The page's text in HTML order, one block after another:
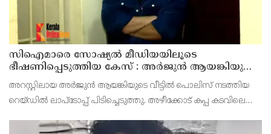
സിഐമാരെ സോഷ്യൽ മീഡിയയിലൂടെ
ഭീഷണിപ്പെടുത്തിയ കേസ് : അർജുൻ ആയങ്കിയുടെ
വീട്ടിൽ നിന്നും ലാപ്ടോപ്പ് പിടിച്ചെടുത്ത്‌ പോലീസ്
അറസ്റ്റിലായ അർജുൻ ആയങ്കിയുടെ വീട്ടിൽ പൊലിസ് നടത്തിയ
റെയ്ഡിൽ ലാപ്ടോപ്പ് പിടിച്ചെടുത്തു. അഴീക്കോട് കപ്പ കടവിലെ